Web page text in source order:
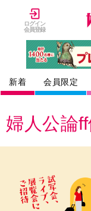
ログイン
会員登録
新着 会員限定
婦人公論